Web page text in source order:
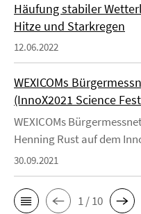
Häufung stabiler
Hitze und Starkregen
12.06.2022
WEXICOMs
(InnoX2021 Science
WEXICOMs
Henning Rust auf dem
30.09.2021
1 / 10